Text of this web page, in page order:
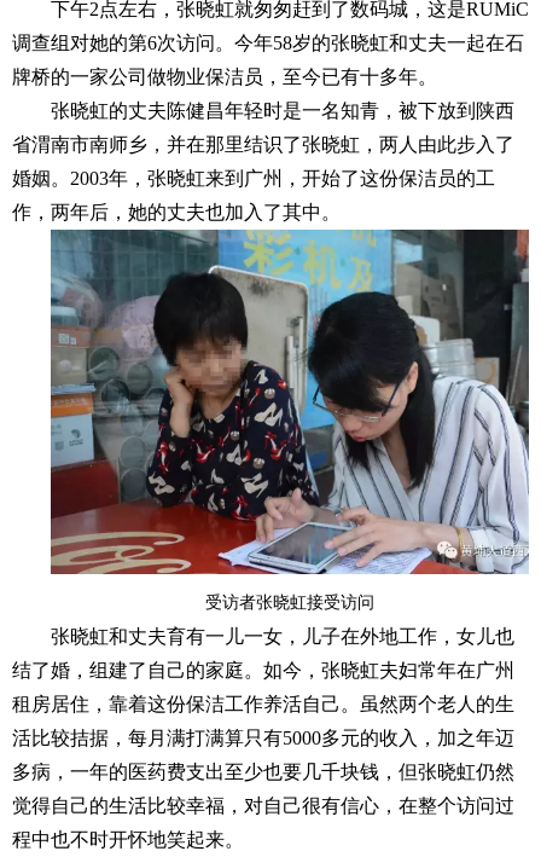
下午2点左右，张晓虹就匆匆赶到了数码城，这是RUMiC
调查组对她的第6次访问。今年58岁的张晓虹和丈夫一起在石
牌桥的一家公司做物业保洁员，至今已有十多年。
张晓虹的丈夫陈健昌年轻时是一名知青，被下放到陕西
省渭南市南师乡，并在那里结识了张晓虹，两人由此步入了
婚姻。2003年，张晓虹来到广州，开始了这份保洁员的工
作，两年后，她的丈夫也加入了其中。
受访者张晓虹接受访问
张晓虹和丈夫育有一儿一女，儿子在外地工作，女儿也
结了婚，组建了自己的家庭。如今，张晓虹夫妇常年在广州
租房居住，靠着这份保洁工作养活自己。虽然两个老人的生
活比较拮据，每月满打满算只有5000多元的收入，加之年迈
多病，一年的医药费支出至少也要几千块钱，但张晓虹仍然
觉得自己的生活比较幸福，对自己很有信心，在整个访问过
程中也不时开怀地笑起来。